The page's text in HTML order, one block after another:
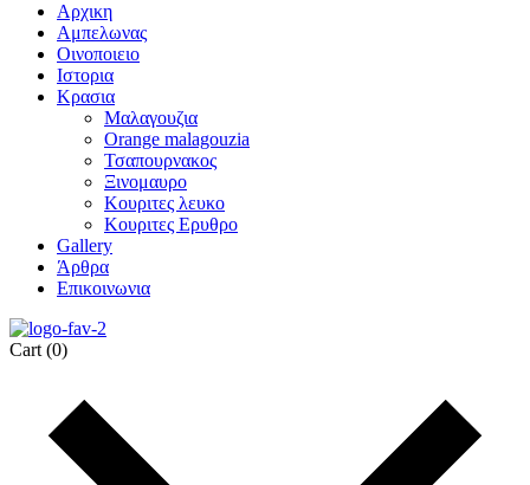
Αρχικη
Αμπελωνας
Οινοποιειο
Ιστορια
Κρασια
Μαλαγουζια
Orange malagouzia
Τσαπουρνακος
Ξινομαυρο
Κουριτες λευκο
Κουριτες Ερυθρο
Gallery
Άρθρα
Επικοινωνια
Cart (0)